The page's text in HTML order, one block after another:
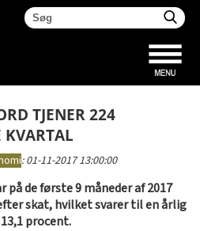
TJENER 224
KVARTAL
:01-11-2017 13:00:00
på de første 9 måneder af 2017
skat, hvilket svarer til en årlig
procent.